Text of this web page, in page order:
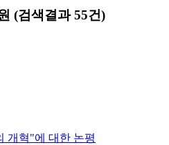
(검색결과 55건)
개혁"에 대한 논평